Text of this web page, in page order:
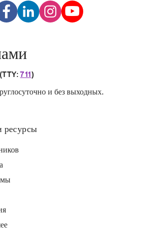
(TTY:711)
и без выходных.
ресурсы